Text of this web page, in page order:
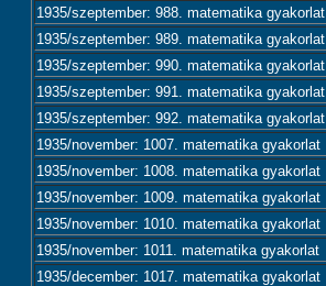
1935/szeptember: 988. matematika gyakorlat
1935/szeptember: 989. matematika gyakorlat
1935/szeptember: 990. matematika gyakorlat
1935/szeptember: 991. matematika gyakorlat
1935/szeptember: 992. matematika gyakorlat
1935/november: 1007. matematika gyakorlat
1935/november: 1008. matematika gyakorlat
1935/november: 1009. matematika gyakorlat
1935/november: 1010. matematika gyakorlat
1935/november: 1011. matematika gyakorlat
1935/december: 1017. matematika gyakorlat